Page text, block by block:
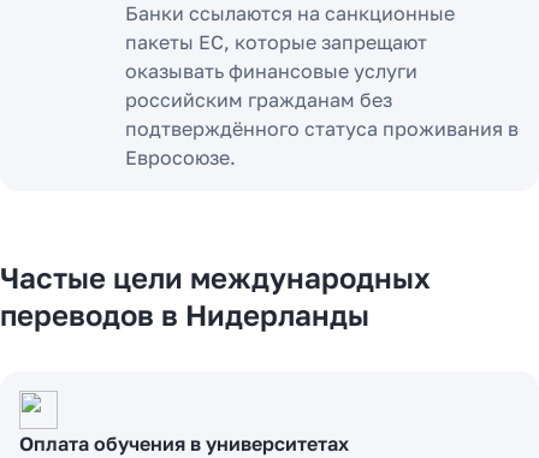
Банки ссылаются на санкционные
пакеты ЕС, которые запрещают
оказывать финансовые услуги
российским гражданам без
подтверждённого статуса проживания в
Евросоюзе.
Частые цели международных
переводов в Нидерланды
Оплата обучения в университетах